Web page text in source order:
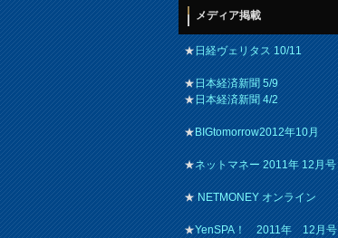
メディア掲載
★日経ヴェリタス 10/11
★日本経済新聞 5/9
★日本経済新聞 4/2
★BIGtomorrow2012年10月
★ネットマネー 2011年 12月号
★NETMONEY オンライン
★YenSPA！ 2011年 12月号